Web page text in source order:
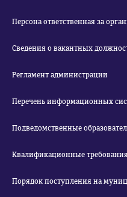
Персона ответственная за
Сведения о вакантных
Регламент администрации
Перечень информационных
Подведомственные
Квалификационные
Порядок поступления на